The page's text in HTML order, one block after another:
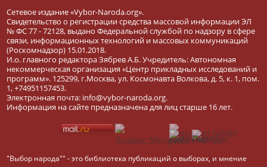
Сетевое издание «Vybor-Naroda.org».
Свидетельство о регистрации средства массовой информации ЭЛ
№ ФС 77 - 72128, выдано Федеральной службой по надзору в сфере
связи, информационных технологий и массовых коммуникаций
(Роскомнадзор) 15.01.2018.
И.о. главного редактора Зябрев А.Б. Учредитель: Автономная
некоммерческая организация «Центр прикладных исследований и
программ». 125299, г.Москва, ул. Космонавта Волкова, д. 5, к. 1, пом.
1, +74951157453.
Электронная почта: info@vybor-naroda.org.
Информация на сайте предназначена для лиц старше 16 лет.
"Выбор народа"" - это библиотека публикаций о выборах, и мнение